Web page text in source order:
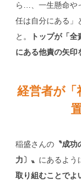
ら…、一生懸命や
任は自分にある」
と。
トップが「
にある他責の矢印
経営者が「
稲盛さんの 〝成
力〕〟 にあるよう
取り組むことでよ